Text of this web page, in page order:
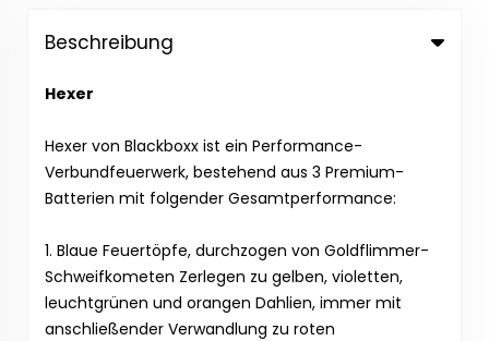
Beschreibung
Hexer
Hexer von Blackboxx ist ein Performance-
Verbundfeuerwerk, bestehend aus 3 Premium-
Batterien mit folgender Gesamtperformance:
1. Blaue Feuertöpfe, durchzogen von Goldflimmer-
Schweifkometen Zerlegen zu gelben, violetten,
leuchtgrünen und orangen Dahlien, immer mit
anschließender Verwandlung zu roten